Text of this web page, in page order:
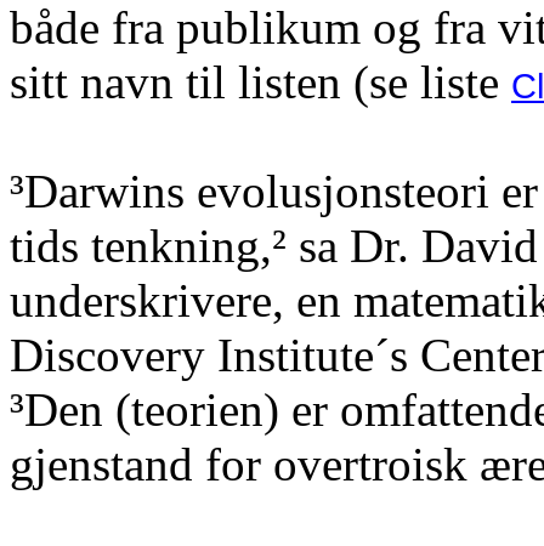
både fra publikum og fra
sitt navn til listen (se liste
³Darwins evolusjonsteori
tids tenkning,² sa Dr.
underskrivere, en
Discovery Institute´s
³Den (teorien) er
gjenstand for overtroisk